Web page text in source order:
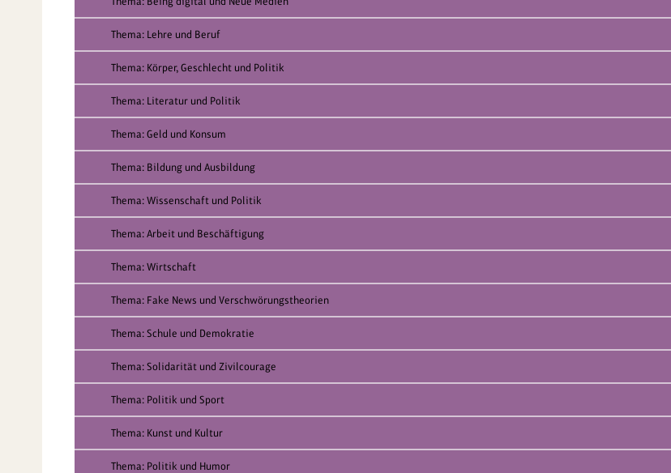
Thema: Lehre und Beruf
Thema: Körper, Geschlecht und Politik
Thema: Literatur und Politik
Thema: Geld und Konsum
Thema: Bildung und Ausbildung
Thema: Wissenschaft und Politik
Thema: Arbeit und Beschäftigung
Thema: Wirtschaft
Thema: Fake News und Verschwörungstheorien
Thema: Schule und Demokratie
Thema: Solidarität und Zivilcourage
Thema: Politik und Sport
Thema: Kunst und Kultur
Thema: Politik und Humor